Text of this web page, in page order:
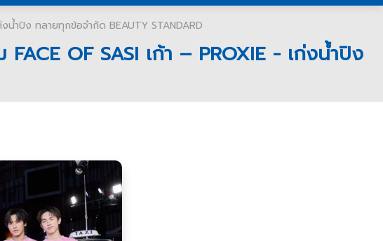
น้ำปิง ทลายทุกข้อจำกัด BEAUTY STANDARD
OF SASI เก้า – PROXIE - เก่งน้ำปิง